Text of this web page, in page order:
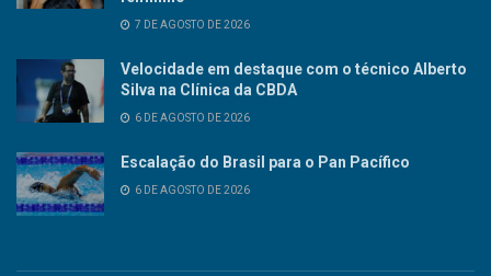
7 DE AGOSTO DE 2026
Velocidade em destaque com o técnico Alberto
Silva na Clínica da CBDA
6 DE AGOSTO DE 2026
Escalação do Brasil para o Pan Pacífico
6 DE AGOSTO DE 2026